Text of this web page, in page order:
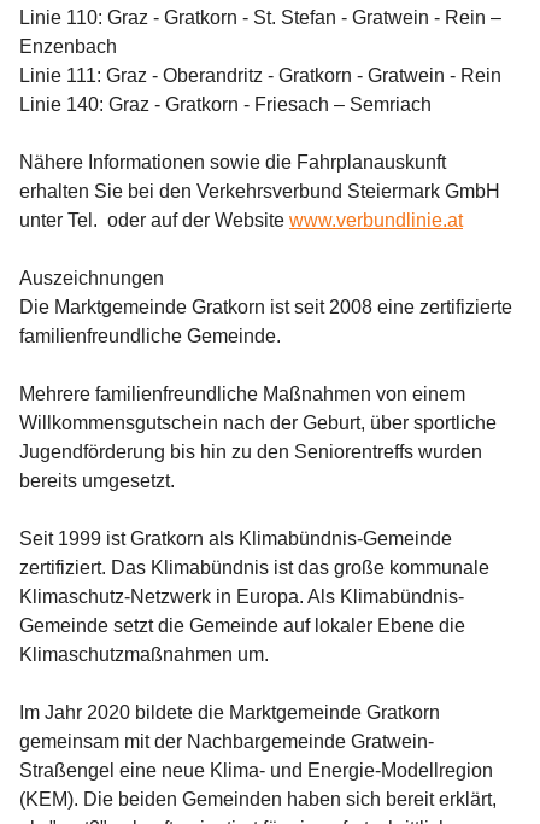
Linie 110: Graz - Gratkorn - St. Stefan - Gratwein - Rein –
Enzenbach
Linie 111: Graz - Oberandritz - Gratkorn - Gratwein - Rein
Linie 140: Graz - Gratkorn - Friesach – Semriach
Nähere Informationen sowie die Fahrplanauskunft
erhalten Sie bei den Verkehrsverbund Steiermark GmbH
unter Tel.  oder auf der Website www.verbundlinie.at
Auszeichnungen
Die Marktgemeinde Gratkorn ist seit 2008 eine zertifizierte
familienfreundliche Gemeinde.
Mehrere familienfreundliche Maßnahmen von einem
Willkommensgutschein nach der Geburt, über sportliche
Jugendförderung bis hin zu den Seniorentreffs wurden
bereits umgesetzt.
Seit 1999 ist Gratkorn als Klimabündnis-Gemeinde
zertifiziert. Das Klimabündnis ist das große kommunale
Klimaschutz-Netzwerk in Europa. Als Klimabündnis-
Gemeinde setzt die Gemeinde auf lokaler Ebene die
Klimaschutzmaßnahmen um.
Im Jahr 2020 bildete die Marktgemeinde Gratkorn
gemeinsam mit der Nachbargemeinde Gratwein-
Straßengel eine neue Klima- und Energie-Modellregion
(KEM). Die beiden Gemeinden haben sich bereit erklärt,